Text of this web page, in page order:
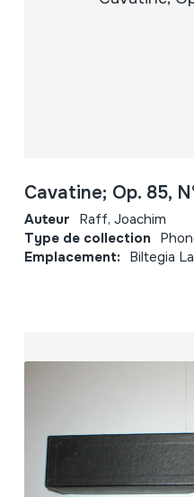
Cavatine; Op. 85,
Auteur Raff, Joachim
Type de collection
Emplacement: Biltegia